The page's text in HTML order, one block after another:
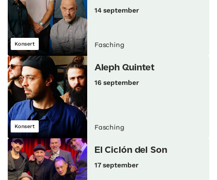
Konsert
14 september
Fasching
Konsert
Aleph Quintet
16 september
Fasching
El Ciclón del Son
17 september